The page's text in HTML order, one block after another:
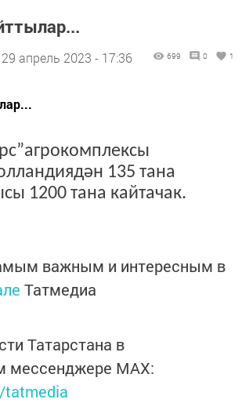
29 апрель 2023 - 17:36 699 0 1
135 тана
1200 тана кайтачак.
важным и интересным в
Татмедиа
Татарстана в
мессенджере MАХ: